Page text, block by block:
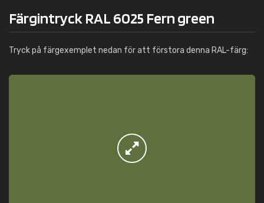
Färgintryck RAL 6025 Fern green
Tryck på färgexemplet nedan för att förstora denna RAL-färg: